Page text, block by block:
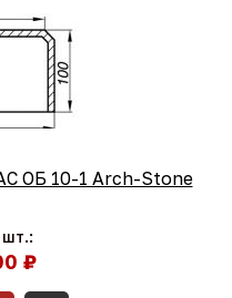
ОБ 10-1 Arch-Stone
₽